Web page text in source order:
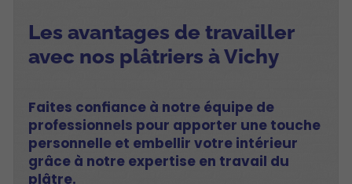
Les avantages de travailler
avec nos plâtriers à Vichy
Faites confiance à notre équipe de
professionnels pour apporter une touche
personnelle et embellir votre intérieur
grâce à notre expertise en travail du
plâtre.